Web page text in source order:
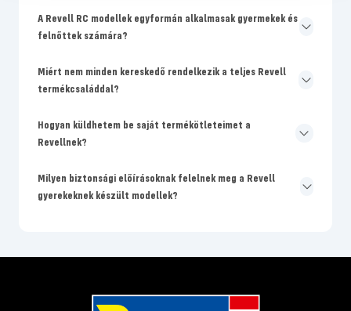
A Revell RC modellek egyformán alkalmasak gyermekek és
felnőttek számára?
Miért nem minden kereskedő rendelkezik a teljes Revell
termékcsaláddal?
Hogyan küldhetem be saját termékötleteimet a
Revellnek?
Milyen biztonsági előírásoknak felelnek meg a Revell
gyerekeknek készült modellek?